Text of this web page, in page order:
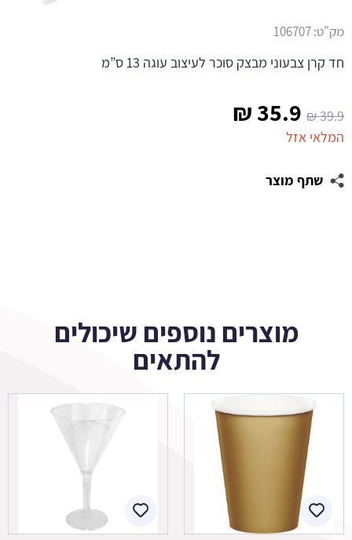
39.9
₪ המחיר
המקורי
היה:
35.9
₪
המלאי אזל
שתף מוצר
מק"ט:106707
חד קרן צבעוני מבצק סוכר לעיצוב עוגה 13 ס”מ
מוצרים נוספים שיכולים
להתאים